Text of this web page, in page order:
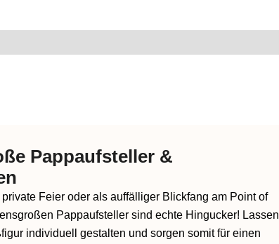
Pappaufsteller &
Feier oder als auffälliger Blickfang am Point of
Pappaufsteller sind echte Hingucker! Lassen
individuell gestalten und sorgen somit für einen